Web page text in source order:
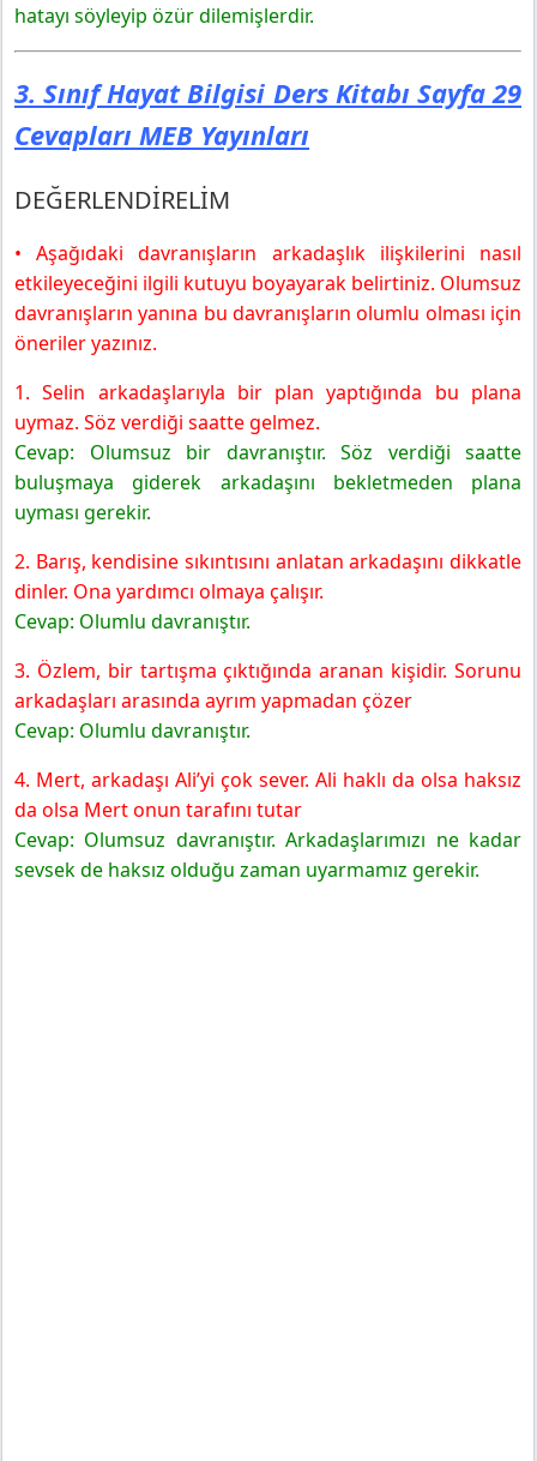
hatayı söyleyip özür dilemişlerdir.
3. Sınıf Hayat Bilgisi Ders Kitabı Sayfa 29
Cevapları MEB Yayınları
DEĞERLENDİRELİM
• Aşağıdaki davranışların arkadaşlık ilişkilerini nasıl
etkileyeceğini ilgili kutuyu boyayarak belirtiniz. Olumsuz
davranışların yanına bu davranışların olumlu olması için
öneriler yazınız.
1. Selin arkadaşlarıyla bir plan yaptığında bu plana
uymaz. Söz verdiği saatte gelmez.
Cevap: Olumsuz bir davranıştır. Söz verdiği saatte
buluşmaya giderek arkadaşını bekletmeden plana
uyması gerekir.
2. Barış, kendisine sıkıntısını anlatan arkadaşını dikkatle
dinler. Ona yardımcı olmaya çalışır.
Cevap: Olumlu davranıştır.
3. Özlem, bir tartışma çıktığında aranan kişidir. Sorunu
arkadaşları arasında ayrım yapmadan çözer
Cevap: Olumlu davranıştır.
4. Mert, arkadaşı Ali’yi çok sever. Ali haklı da olsa haksız
da olsa Mert onun tarafını tutar
Cevap: Olumsuz davranıştır. Arkadaşlarımızı ne kadar
sevsek de haksız olduğu zaman uyarmamız gerekir.